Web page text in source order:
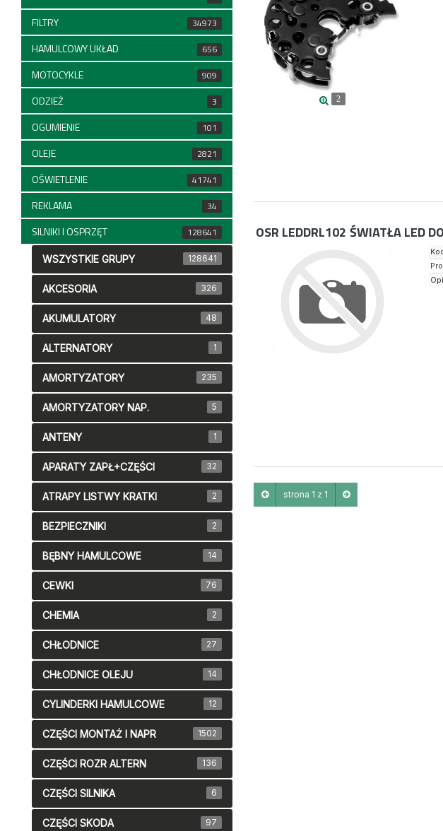
2
OSR LEDDRL102 ŚWIATŁA LED
strona 1 z 1
FILTRY 34973
HAMULCOWY UKŁAD 656
MOTOCYKLE 909
ODZIEŻ 3
OGUMIENIE 101
OLEJE 2821
OŚWIETLENIE 41741
REKLAMA 34
SILNIKI I OSPRZĘT 128641
WSZYSTKIE GRUPY 128641
AKCESORIA 326
AKUMULATORY 48
ALTERNATORY 1
AMORTYZATORY 235
AMORTYZATORY NAP. 5
ANTENY 1
APARATY ZAPŁ+CZĘŚCI 32
ATRAPY LISTWY KRATKI 2
BEZPIECZNIKI 2
BĘBNY HAMULCOWE 14
CEWKI 76
CHEMIA 2
CHŁODNICE 27
CHŁODNICE OLEJU 14
CYLINDERKI HAMULCOWE 12
CZĘŚCI MONTAŻ I NAPR 1502
CZĘŚCI ROZR ALTERN 136
CZĘŚCI SILNIKA 6
CZĘŚCI SKODA 97